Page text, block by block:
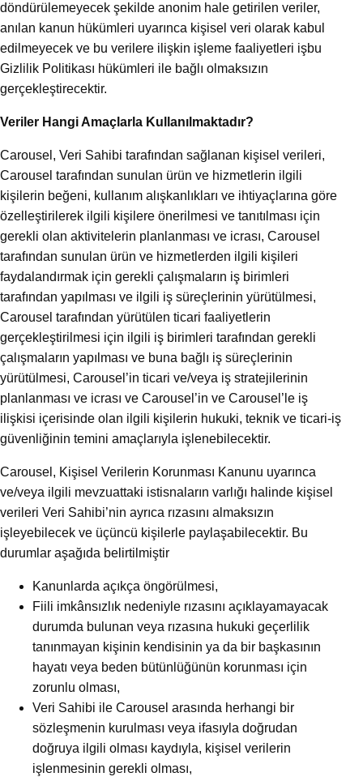
döndürülemeyecek şekilde anonim hale getirilen veriler,
anılan kanun hükümleri uyarınca kişisel veri olarak kabul
edilmeyecek ve bu verilere ilişkin işleme faaliyetleri işbu
Gizlilik Politikası hükümleri ile bağlı olmaksızın
gerçekleştirecektir.
Veriler Hangi Amaçlarla Kullanılmaktadır?
Carousel, Veri Sahibi tarafından sağlanan kişisel verileri,
Carousel tarafından sunulan ürün ve hizmetlerin ilgili
kişilerin beğeni, kullanım alışkanlıkları ve ihtiyaçlarına göre
özelleştirilerek ilgili kişilere önerilmesi ve tanıtılması için
gerekli olan aktivitelerin planlanması ve icrası, Carousel
tarafından sunulan ürün ve hizmetlerden ilgili kişileri
faydalandırmak için gerekli çalışmaların iş birimleri
tarafından yapılması ve ilgili iş süreçlerinin yürütülmesi,
Carousel tarafından yürütülen ticari faaliyetlerin
gerçekleştirilmesi için ilgili iş birimleri tarafından gerekli
çalışmaların yapılması ve buna bağlı iş süreçlerinin
yürütülmesi, Carousel’in ticari ve/veya iş stratejilerinin
planlanması ve icrası ve Carousel’in ve Carousel’le iş
ilişkisi içerisinde olan ilgili kişilerin hukuki, teknik ve ticari-iş
güvenliğinin temini amaçlarıyla işlenebilecektir.
Carousel, Kişisel Verilerin Korunması Kanunu uyarınca
ve/veya ilgili mevzuattaki istisnaların varlığı halinde kişisel
verileri Veri Sahibi’nin ayrıca rızasını almaksızın
işleyebilecek ve üçüncü kişilerle paylaşabilecektir. Bu
durumlar aşağıda belirtilmiştir
Kanunlarda açıkça öngörülmesi,
Fiili imkânsızlık nedeniyle rızasını açıklayamayacak
durumda bulunan veya rızasına hukuki geçerlilik
tanınmayan kişinin kendisinin ya da bir başkasının
hayatı veya beden bütünlüğünün korunması için
zorunlu olması,
Veri Sahibi ile Carousel arasında herhangi bir
sözleşmenin kurulması veya ifasıyla doğrudan
doğruya ilgili olması kaydıyla, kişisel verilerin
işlenmesinin gerekli olması,